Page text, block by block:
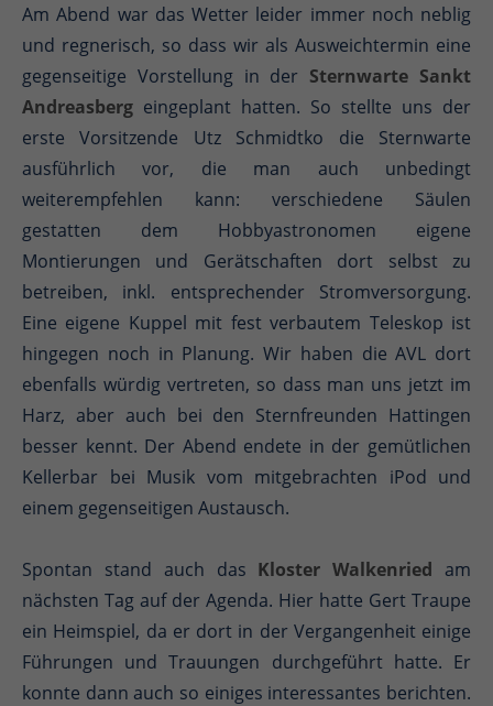
Am Abend war das Wetter leider immer noch neblig
und regnerisch, so dass wir als Ausweichtermin eine
gegenseitige Vorstellung in der Sternwarte Sankt
Andreasberg eingeplant hatten. So stellte uns der
erste Vorsitzende Utz Schmidtko die Sternwarte
ausführlich vor, die man auch unbedingt
weiterempfehlen kann: verschiedene Säulen
gestatten dem Hobbyastronomen eigene
Montierungen und Gerätschaften dort selbst zu
betreiben, inkl. entsprechender Stromversorgung.
Eine eigene Kuppel mit fest verbautem Teleskop ist
hingegen noch in Planung. Wir haben die AVL dort
ebenfalls würdig vertreten, so dass man uns jetzt im
Harz, aber auch bei den Sternfreunden Hattingen
besser kennt. Der Abend endete in der gemütlichen
Kellerbar bei Musik vom mitgebrachten iPod und
einem gegenseitigen Austausch.
Spontan stand auch das Kloster Walkenried am
nächsten Tag auf der Agenda. Hier hatte Gert Traupe
ein Heimspiel, da er dort in der Vergangenheit einige
Führungen und Trauungen durchgeführt hatte. Er
konnte dann auch so einiges interessantes berichten.